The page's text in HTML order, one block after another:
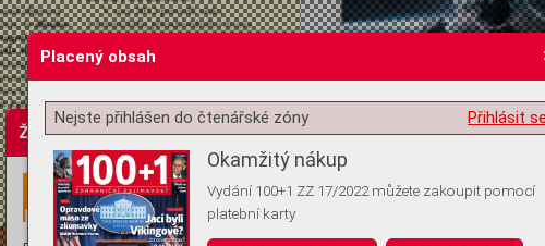
Žádost o souhlas s ukládáním volitelných informací
Placený obsah
Přihlásit
Nejste přihlášen do čtenářské zóny
Okamžitý nákup
Vydání 100+1 ZZ 17/2022 můžete zakoupit pomocí
platební karty